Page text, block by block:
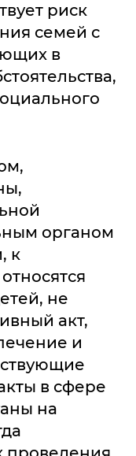
риск
семей с
в
органом
к
не
акт,
и
в сфере
на